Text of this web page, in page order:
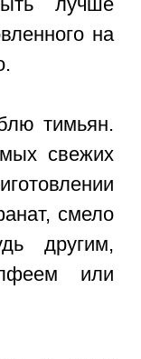
на
тимьян.
свежих
смело
другим,
или